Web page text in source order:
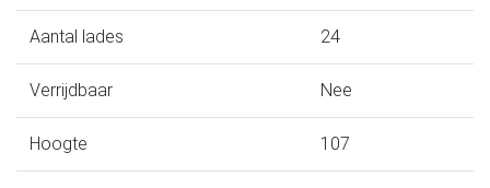
Aantal lades 24
Verrijdbaar Nee
Hoogte 107